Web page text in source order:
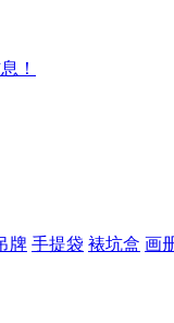
！
牌 手提袋 裱坑盒 画